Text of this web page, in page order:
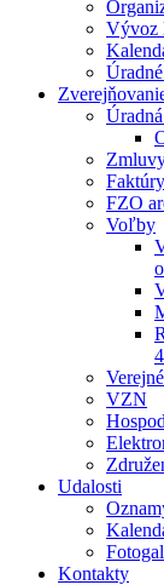
Vývoz
Faktúry
FZO
Voľby
VZN
Udalosti
Kontakty